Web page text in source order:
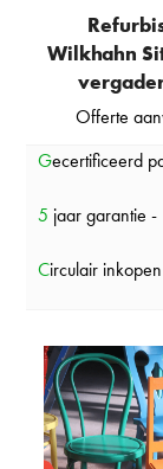
Wilkhahn
Offerte
Gecertificeerd
5 jaar garantie
Circulair inkopen